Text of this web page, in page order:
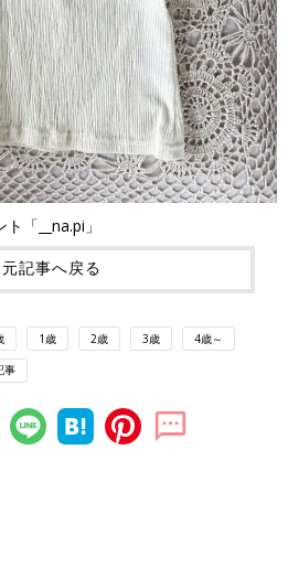
「__na.pi」
元記事へ戻る
1歳 2歳 3歳 4歳～
事